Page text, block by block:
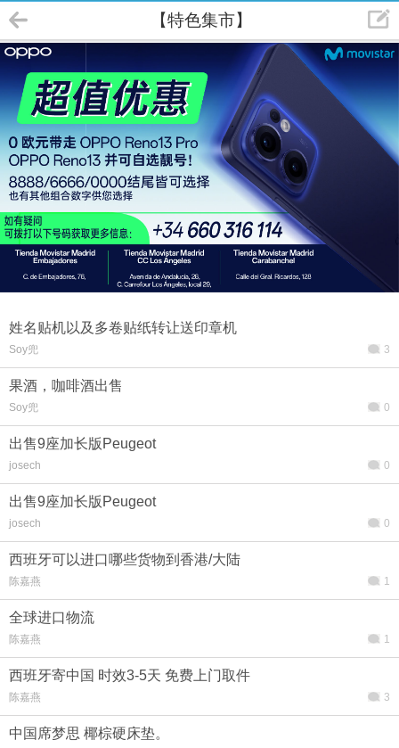
【特色集市】
姓名贴机以及多卷贴纸转让送印章机
Soy兜 3
果酒，咖啡酒出售
Soy兜 0
出售9座加长版Peugeot
josech 0
出售9座加长版Peugeot
josech 0
西班牙可以进口哪些货物到香港/大陆
陈嘉燕 1
全球进口物流
陈嘉燕 1
西班牙寄中国 时效3-5天 免费上门取件
陈嘉燕 3
中国席梦思 椰棕硬床垫。